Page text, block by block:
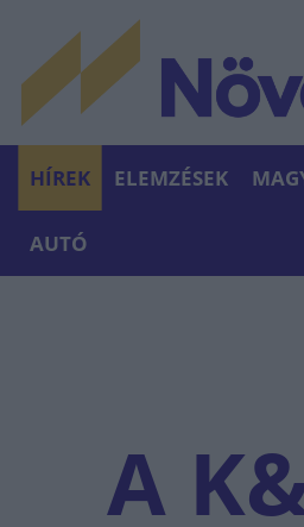
HÍREK ELEMZÉSEK
AUTÓ
A